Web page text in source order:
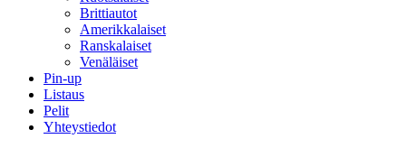
Brittiautot
Amerikkalaiset
Ranskalaiset
Venäläiset
Pin-up
Listaus
Pelit
Yhteystiedot